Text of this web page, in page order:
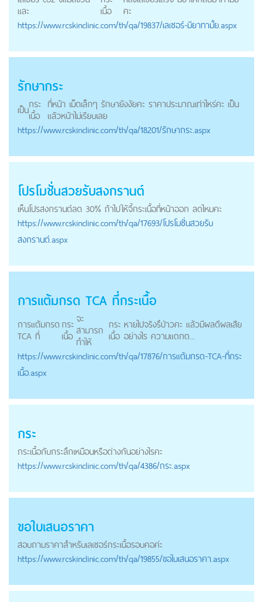
และ
เนื้อ
คะ
https://www.rcskinclinic.com/th/qa/19837/เลเซอร์-มียาทามั้ย.aspx
รักษากระ
เป็นกระ
เนื้อ
ที่หน้า เม็ดเล็กๆ รักษายังงัยคะ ราคาประมาณเท่าไหร่คะ เป็น
แล้วหน้าไม่เรียบเลย
https://www.rcskinclinic.com/th/qa/18201/รักษากระ.aspx
โปรโมชั่นสวยรับสงกรานต์
เห็นโปรสงกรานต์ลด 30% ถ้าไปให้จี้กระเนื้อที่หน้าออก ลดไหมคะ
https://www.rcskinclinic.com/th/qa/17693/โปรโมชั่นสวยรับ
สงกรานต์.aspx
การแต้มกรด TCA ที่กระเนื้อ
การแต้มกรด
TCA ที่
กระ
เนื้อ
จะ
สามารถ
ทำให้
กระ
เนื้อ
หายไปจริงรึป่าวคะ แล้วมีผลดีผลเสีย
อย่างไร ความแตกต...
https://www.rcskinclinic.com/th/qa/17876/การแต้มกรด-TCA-ที่กระ
เนื้อ.aspx
กระ
กระเนื้อกับกระลึกเหมือนหรือต่างกันอย่างไรคะ
https://www.rcskinclinic.com/th/qa/4386/กระ.aspx
ขอใบเสนอราคา
สอบถามราคาสำหรับเลเซอร์กระเนื้อรอบคอค่ะ
https://www.rcskinclinic.com/th/qa/19855/ขอใบเสนอราคา.aspx